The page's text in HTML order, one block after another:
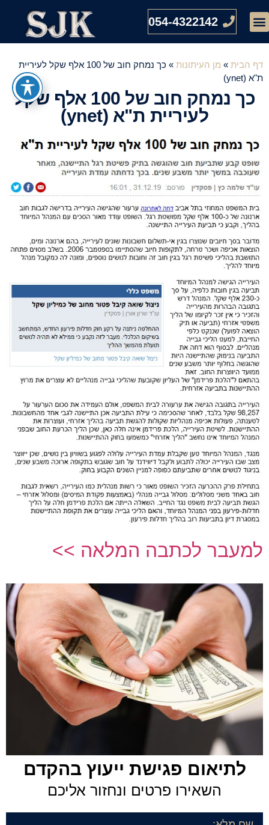
054-4322142
דף הבית » מן העיתונות »
כך נמחק חוב של 100 אלף שקל לעיריית
ת"א (ynet)
כך נמחק חוב של 100 אלף שקל
לעיריית ת"א (ynet)
למעבר לכתבה המלאה >>
לתיאום פגישת ייעוץ בהקדם
השאירו פרטים ונחזור אליכם